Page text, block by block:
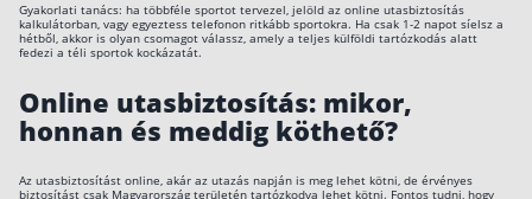
Gyakorlati tanács: ha többféle sportot tervezel, jelöld az online utasbiztosítás
kalkulátorban, vagy egyeztess telefonon ritkább sportokra. Ha csak 1-2 napot síelsz a
hétből, akkor is olyan csomagot válassz, amely a teljes külföldi tartózkodás alatt
fedezi a téli sportok kockázatát.
Online utasbiztosítás: mikor,
honnan és meddig köthető?
Az utasbiztosítást online, akár az utazás napján is meg lehet kötni, de érvényes
biztosítást csak Magyarország területén tartózkodva lehet kötni. Fontos tudni, hogy